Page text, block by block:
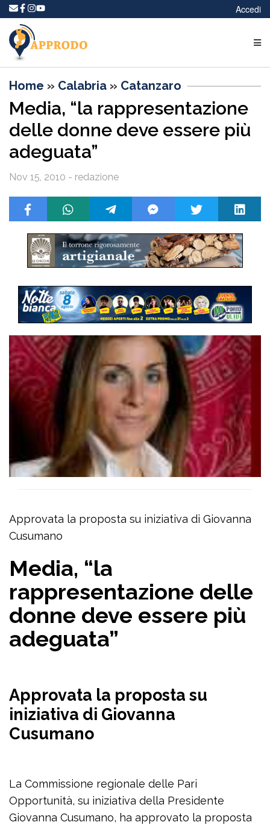
Accedi
Home » Calabria » Catanzaro
Media, “la rappresentazione
delle donne deve essere più
adeguata”
Nov 15, 2010 - redazione
Approvata la proposta su iniziativa di Giovanna
Cusumano
Media, “la
rappresentazione delle
donne deve essere più
adeguata”
Approvata la proposta su
iniziativa di Giovanna
Cusumano
La Commissione regionale delle Pari
Opportunità, su iniziativa della Presidente
Giovanna Cusumano, ha approvato la proposta